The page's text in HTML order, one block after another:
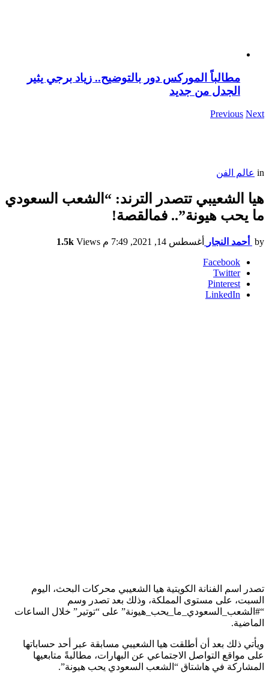
مطالباً الموركس دور بالتوضيح.. زياد برجي يثير
الجدل من جديد
Previous Next
in عالم الفن
هيا الشعيبي تتصدر الترند: “الشعب السعودي
ما يحب هيونة”.. فمالقصة!
by أحمد النجار أغسطس 14, 2021, 7:49 م 1.5k Views
Facebook
Twitter
Pinterest
LinkedIn
تصدر اسم الفنانة الكويتية هيا الشعيبي محركات البحث، اليوم
السبت، على مستوى المملكة، وذلك بعد تصدر وسم
“#الشعب_السعودي_ما_يحب_هيونة” على “توتير” خلال الساعات
الماضية.
ويأتي ذلك بعد أن أطلقت هيا الشعيبي مسابقة عبر أحد حساباتها
على مواقع التواصل الاجتماعي عن البهارات، مطالبةً متابعيها
المشاركة في هاشتاق “الشعب السعودي يحب هيونة”.